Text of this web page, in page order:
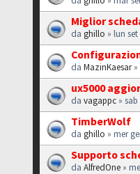
Miglior
daghillo » lun
daMazinKaesar»
ux5000
davagappc »
TimberWolf
daghillo » mer
Supporto
daAlfredOne »